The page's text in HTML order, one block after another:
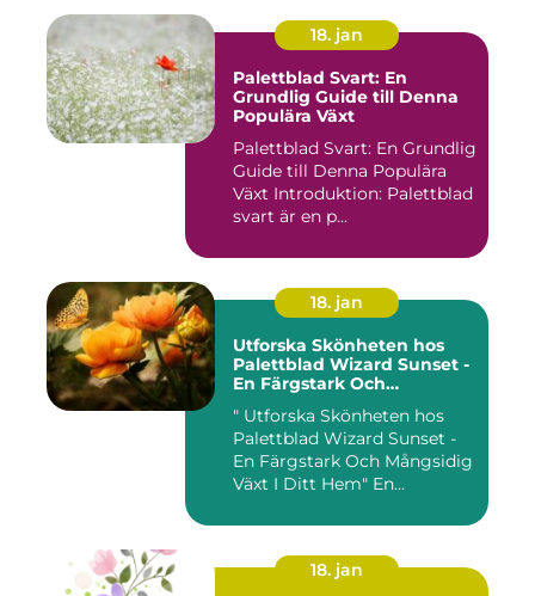
18. jan
Palettblad Svart: En
Grundlig Guide till Denna
Populära Växt
Palettblad Svart: En Grundlig
Guide till Denna Populära
Växt Introduktion: Palettblad
svart är en p...
18. jan
Utforska Skönheten hos
Palettblad Wizard Sunset -
En Färgstark Och
" Utforska Skönheten hos
Palettblad Wizard Sunset -
En Färgstark Och Mångsidig
Växt I Ditt Hem" En...
18. jan